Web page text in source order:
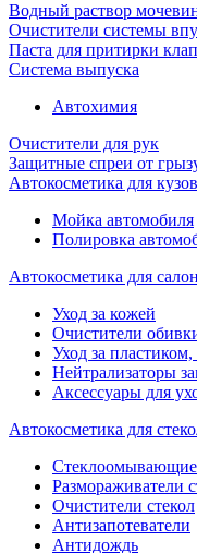
Водный раствор
Очистители системы
Паста для притирки
Система выпуска
Автохимия
Очистители для рук
Защитные спреи от
Автокосметика для
Мойка автомобиля
Полировка
Автокосметика для
Уход за кожей
Очистители
Уход за
Нейтрализаторы
Аксессуары для
Автокосметика для
Размораживатели
Очистители стекол
Антизапотеватели
Антидождь